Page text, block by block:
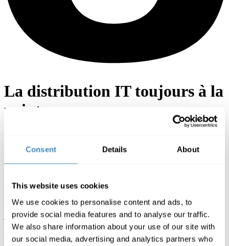
Consent Details About
This website uses cookies
We use cookies to personalise content and ads, to
provide social media features and to analyse our traffic.
We also share information about your use of our site with
our social media, advertising and analytics partners who
La distribution IT toujours à la
pointe
Portugal
Votre Distributeur d’excellence
Depuis 1992, plus de 9000 clients nous font confiance et achètent
les marques innovantes que nous distribuons en Europe. En 2015, le
bureau français est venu compléter notre canal de vente. Chaque
jour, une équipe dédiée et à l’écoute vous accompagne.